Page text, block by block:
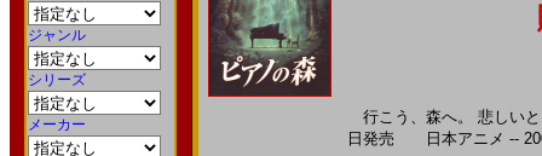
ジャンル
シリーズ
メーカー
行こう、森へ。 悲しいと
日発売 日本アニメ --